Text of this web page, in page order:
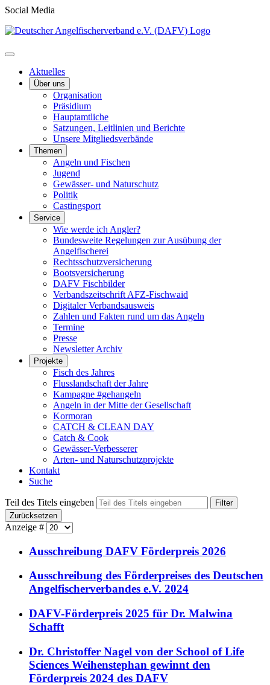
Social Media
Aktuelles
Über uns
Organisation
Präsidium
Hauptamtliche
Satzungen, Leitlinien und Berichte
Unsere Mitgliedsverbände
Themen
Angeln und Fischen
Jugend
Gewässer- und Naturschutz
Politik
Castingsport
Service
Wie werde ich Angler?
Bundesweite Regelungen zur Ausübung der
Angelfischerei
Rechtsschutzversicherung
Bootsversicherung
DAFV Fischbilder
Verbandszeitschrift AFZ-Fischwaid
Digitaler Verbandsausweis
Zahlen und Fakten rund um das Angeln
Termine
Presse
Newsletter Archiv
Projekte
Fisch des Jahres
Flusslandschaft der Jahre
Kampagne #gehangeln
Angeln in der Mitte der Gesellschaft
Kormoran
CATCH & CLEAN DAY
Catch & Cook
Gewässer-Verbesserer
Arten- und Naturschutzprojekte
Kontakt
Suche
Teil des Titels eingeben
Filter
Zurücksetzen
Anzeige #
Ausschreibung DAFV Förderpreis 2026
Ausschreibung des Förderpreises des Deutschen
Angelfischerverbandes e.V. 2024
DAFV-Förderpreis 2025 für Dr. Malwina
Schafft
Dr. Christoffer Nagel von der School of Life
Sciences Weihenstephan gewinnt den
Förderpreis 2024 des DAFV